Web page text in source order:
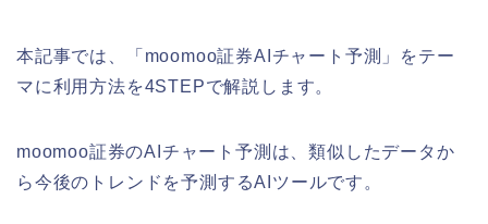
本記事では、「moomoo証券AIチャート予測」をテー
マに利用方法を4STEPで解説します。
moomoo証券のAIチャート予測は、類似したデータか
ら今後のトレンドを予測するAIツールです。